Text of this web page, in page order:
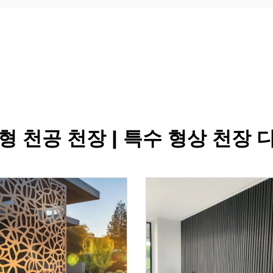
천공 천장 | 특수 형상 천장